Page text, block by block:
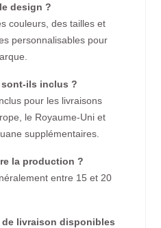
design ?
couleurs, des tailles et
personnalisables pour
ils inclus ?
pour les livraisons
le Royaume-Uni et
supplémentaires.
la production ?
entre 15 et 20
livraison disponibles